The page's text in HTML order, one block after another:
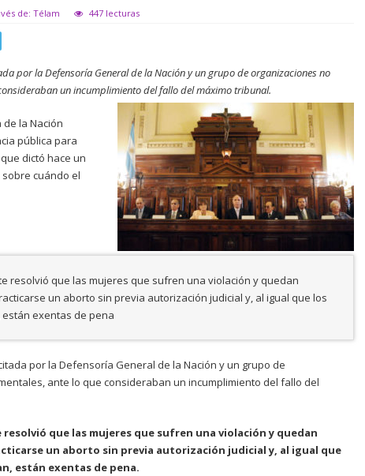
de: Télam 447 lecturas
por la Defensoría General de la Nación y un grupo de organizaciones no
un incumplimiento del fallo del máximo tribunal.
de la Nación
pública para
dictó hace un
cuándo el
resolvió que las mujeres que sufren una violación y quedan
un aborto sin previa autorización judicial y, al igual que los
exentas de pena
por la Defensoría General de la Nación y un grupo de
ante lo que consideraban un incumplimiento del fallo del
resolvió que las mujeres que sufren una violación y quedan
un aborto sin previa autorización judicial y, al igual que
están exentas de pena.